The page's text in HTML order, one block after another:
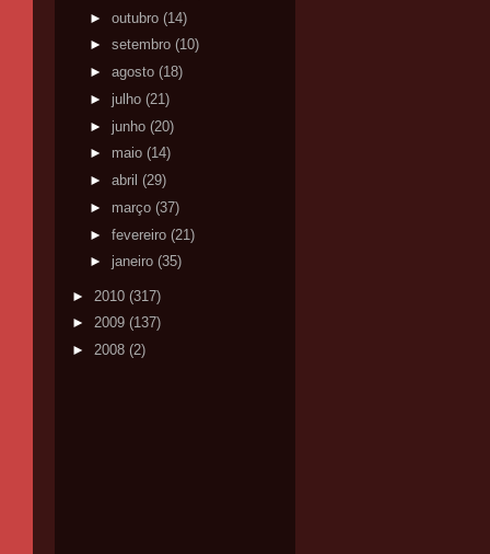
► outubro (14)
► setembro (10)
► agosto (18)
► julho (21)
► junho (20)
► maio (14)
► abril (29)
► março (37)
► fevereiro (21)
► janeiro (35)
► 2010 (317)
► 2009 (137)
► 2008 (2)